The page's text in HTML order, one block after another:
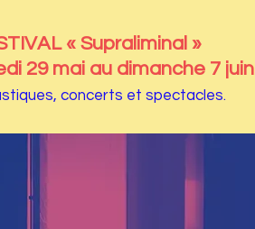
« Supraliminal »
29 mai au dimanche 7
concerts et spectacles.